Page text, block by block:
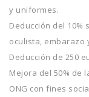
y uniformes.
Deducción del
oculista, embarazo
Deducción de 250
Mejora del 50% de
ONG con fines